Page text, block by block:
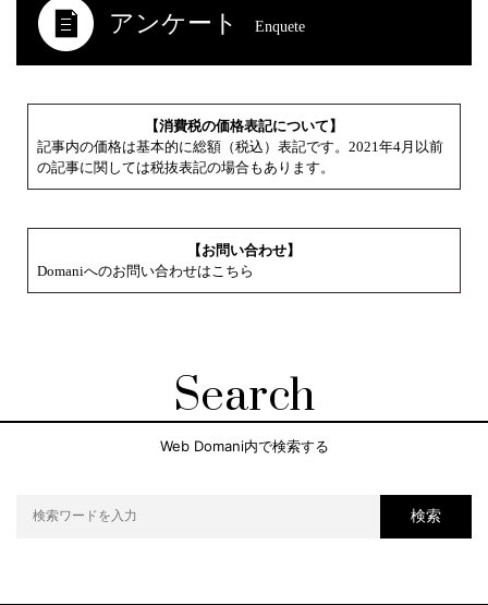
アンケート Enquete
【消費税の価格表記について】
記事内の価格は基本的に総額（税込）表記です。2021年4月以前
の記事に関しては税抜表記の場合もあります。
【お問い合わせ】
Domaniへのお問い合わせはこちら
Search
Web Domani内で検索する
検索